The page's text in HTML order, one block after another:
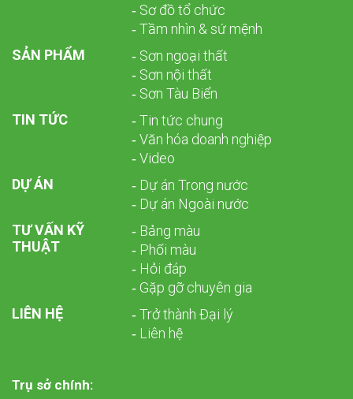
­­‑ Sơ đồ tổ chức
­­‑ Tầm nhìn & sứ mệnh
SẢN PHẨM
­­‑ Sơn ngoại thất
‑ Sơn nội thất
‑ Sơn Tàu Biển
TIN TỨC
‑ Tin tức chung
‑ Văn hóa doanh nghiệp
‑ Video
DỰ ÁN
‑ Dự án Trong nước
‑ Dự án Ngoài nước
TƯ VẤN KỸ
THUẬT
‑ Bảng màu
‑ Phối màu
‑ Hỏi đáp
‑ Gặp gỡ chuyên gia
LIÊN HỆ
‑ Trở thành Đại lý
‑ Liên hệ
Trụ sở chính: